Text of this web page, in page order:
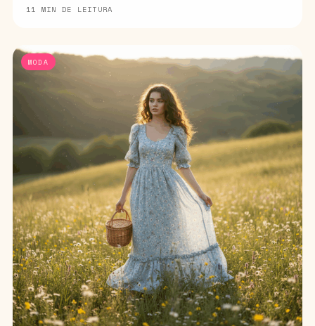
11 MIN DE LEITURA
MODA